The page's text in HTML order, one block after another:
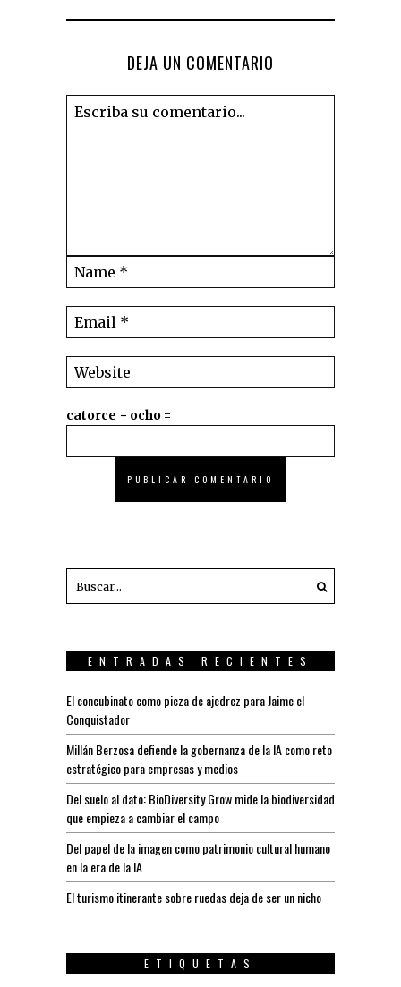
DEJA UN COMENTARIO
catorce − ocho =
ENTRADAS RECIENTES
El concubinato como pieza de ajedrez para Jaime el
Conquistador
Millán Berzosa defiende la gobernanza de la IA como reto
estratégico para empresas y medios
Del suelo al dato: BioDiversity Grow mide la biodiversidad
que empieza a cambiar el campo
Del papel de la imagen como patrimonio cultural humano
en la era de la IA
El turismo itinerante sobre ruedas deja de ser un nicho
ETIQUETAS